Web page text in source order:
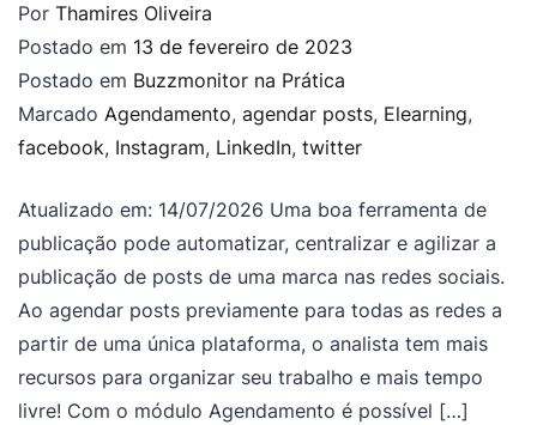
Por Thamires Oliveira
Postado em 13 de fevereiro de 2023
Postado em Buzzmonitor na Prática
Marcado Agendamento, agendar posts, Elearning,
facebook, Instagram, LinkedIn, twitter
Atualizado em: 14/07/2026 Uma boa ferramenta de
publicação pode automatizar, centralizar e agilizar a
publicação de posts de uma marca nas redes sociais.
Ao agendar posts previamente para todas as redes a
partir de uma única plataforma, o analista tem mais
recursos para organizar seu trabalho e mais tempo
livre! Com o módulo Agendamento é possível […]